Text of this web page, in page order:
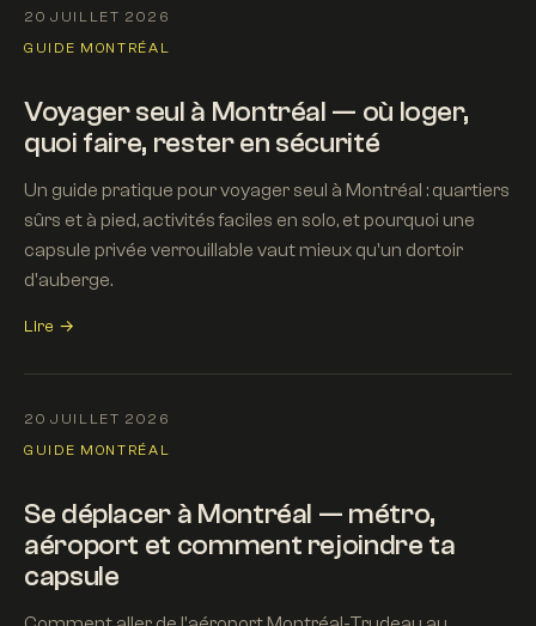
20 JUILLET 2026
GUIDE MONTRÉAL
Voyager seul à Montréal — où loger,
quoi faire, rester en sécurité
Un guide pratique pour voyager seul à Montréal : quartiers
sûrs et à pied, activités faciles en solo, et pourquoi une
capsule privée verrouillable vaut mieux qu'un dortoir
d'auberge.
Lire →
20 JUILLET 2026
GUIDE MONTRÉAL
Se déplacer à Montréal — métro,
aéroport et comment rejoindre ta
capsule